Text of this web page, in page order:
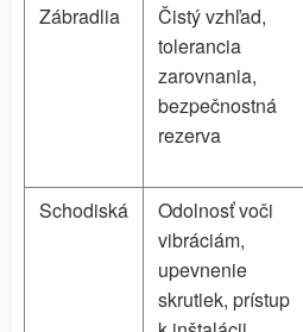
Zábradlia
Čistý vzhľad,
tolerancia
zarovnania,
bezpečnostná
rezerva
Schodiská
Odolnosť voči
vibráciám,
upevnenie
skrutiek, prístup